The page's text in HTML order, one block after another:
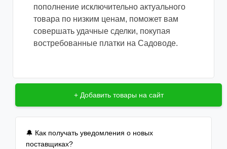
пополнение исключительно актуального
товара по низким ценам, поможет вам
совершать удачные сделки, покупая
востребованные платки на Садоводе.
+ Добавить товары на сайт
🔔 Как получать уведомления о новых
поставщиках?